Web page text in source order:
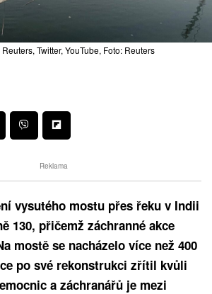
Twitter, YouTube, Foto: Reuters
Reklama
vysutého mostu přes řeku v Indii
130, přičemž záchranné akce
mostě se nacházelo více než 400
po své rekonstrukci zřítil kvůli
a záchranářů je mezi